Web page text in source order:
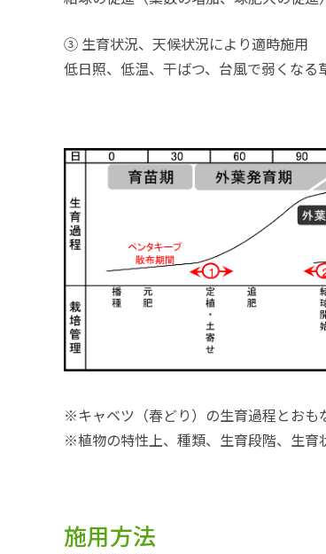
③ 生育状況、天候状況により適時施用
低日照、低温、干ばつ、台風で弱くなる
※キャベツ（春どり）の生育過程とおも
※植物の特性上、種類、生育段階、生育
施用方法